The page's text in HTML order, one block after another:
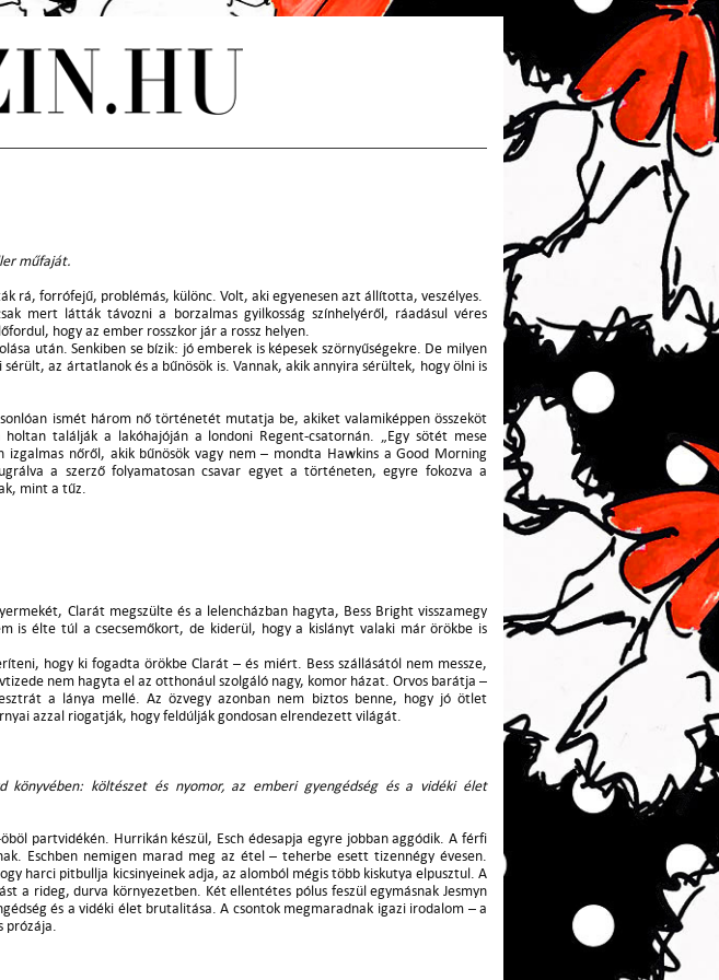
műfaját.
rá, forrófejű, problémás, különc. Volt, aki egyenesen azt állította, veszélyes.
mert látták távozni a borzalmas gyilkosság színhelyéről, ráadásul véres
hogy az ember rosszkor jár a rossz helyen.
után. Senkiben se bízik: jó emberek is képesek szörnyűségekre. De milyen
az ártatlanok és a bűnösök is. Vannak, akik annyira sérültek, hogy ölni is
ismét három nő történetét mutatja be, akiket valamiképpen összeköt
találják a lakóhajóján a londoni Regent-csatornán. „Egy sötét mese
izgalmas nőről, akik bűnösök vagy nem – mondta Hawkins a Good Morning
a szerző folyamatosan csavar egyet a történeten, egyre fokozva a
mint a tűz.
Clarát megszülte és a lelencházban hagyta, Bess Bright visszamegy
is élte túl a csecsemőkort, de kiderül, hogy a kislányt valaki már örökbe is
hogy ki fogadta örökbe Clarát – és miért. Bess szállásától nem messze,
nem hagyta el az otthonául szolgáló nagy, komor házat. Orvos barátja –
a lánya mellé. Az özvegy azonban nem biztos benne, hogy jó ötlet
azzal riogatják, hogy feldúlják gondosan elrendezett világát.
könyvében: költészet és nyomor, az emberi gyengédség és a vidéki élet
partvidékén. Hurrikán készül, Esch édesapja egyre jobban aggódik. A férfi
Eschben nemigen marad meg az étel – teherbe esett tizennégy évesen.
harci pitbullja kicsinyeinek adja, az alomból mégis több kiskutya elpusztul. A
a rideg, durva környezetben. Két ellentétes pólus feszül egymásnak Jesmyn
és a vidéki élet brutalitása. A csontok megmaradnak igazi irodalom – a
prózája.